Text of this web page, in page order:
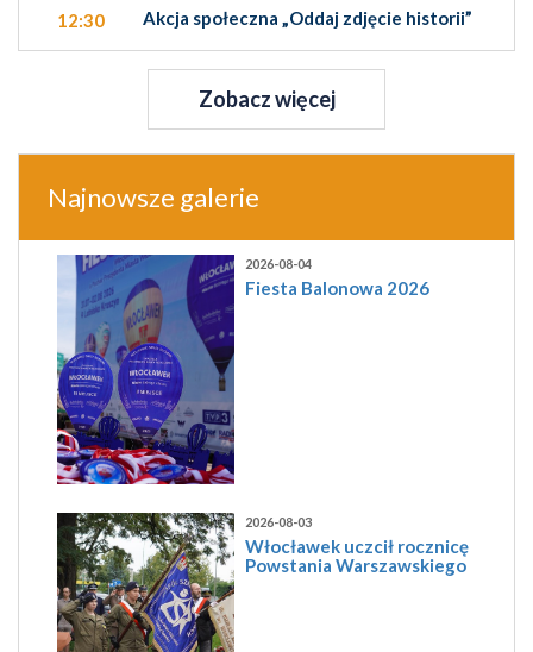
12:30 Akcja społeczna „Oddaj zdjęcie historii”
Zobacz więcej
Najnowsze galerie
2026-08-04
Fiesta Balonowa 2026
2026-08-03
Włocławek uczcił rocznicę
Powstania Warszawskiego